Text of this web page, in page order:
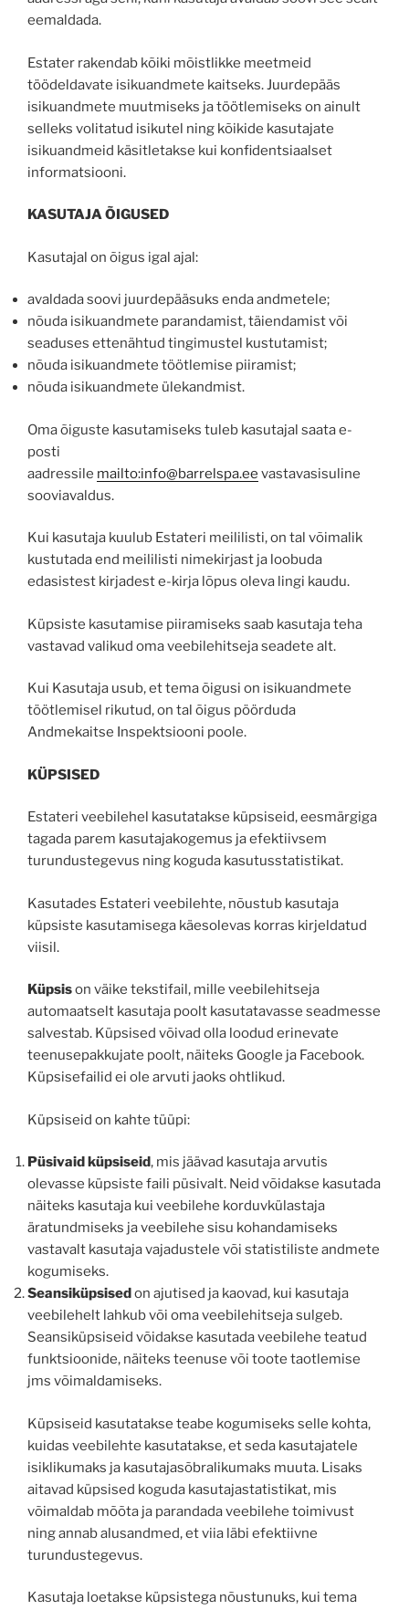
eemaldada.
Estater rakendab kõiki mõistlikke meetmeid
töödeldavate isikuandmete kaitseks. Juurdepääs
isikuandmete muutmiseks ja töötlemiseks on ainult
selleks volitatud isikutel ning kõikide kasutajate
isikuandmeid käsitletakse kui konfidentsiaalset
informatsiooni.
KASUTAJA ÕIGUSED
Kasutajal on õigus igal ajal:
avaldada soovi juurdepääsuks enda andmetele;
nõuda isikuandmete parandamist, täiendamist või
seaduses ettenähtud tingimustel kustutamist;
nõuda isikuandmete töötlemise piiramist;
nõuda isikuandmete ülekandmist.
Oma õiguste kasutamiseks tuleb kasutajal saata e-
posti
aadressile mailto:info@barrelspa.ee vastavasisuline
sooviavaldus.
Kui kasutaja kuulub Estateri meililisti, on tal võimalik
kustutada end meililisti nimekirjast ja loobuda
edasistest kirjadest e-kirja lõpus oleva lingi kaudu.
Küpsiste kasutamise piiramiseks saab kasutaja teha
vastavad valikud oma veebilehitseja seadete alt.
Kui Kasutaja usub, et tema õigusi on isikuandmete
töötlemisel rikutud, on tal õigus pöörduda
Andmekaitse Inspektsiooni poole.
KÜPSISED
Estateri veebilehel kasutatakse küpsiseid, eesmärgiga
tagada parem kasutajakogemus ja efektiivsem
turundustegevus ning koguda kasutusstatistikat.
Kasutades Estateri veebilehte, nõustub kasutaja
küpsiste kasutamisega käesolevas korras kirjeldatud
viisil.
Küpsison väike tekstifail, mille veebilehitseja
automaatselt kasutaja poolt kasutatavasse seadmesse
salvestab. Küpsised võivad olla loodud erinevate
teenusepakkujate poolt, näiteks Google ja Facebook.
Küpsisefailid ei ole arvuti jaoks ohtlikud.
Küpsiseid on kahte tüüpi:
Püsivaid küpsiseid, mis jäävad kasutaja arvutis
olevasse küpsiste faili püsivalt. Neid võidakse kasutada
näiteks kasutaja kui veebilehe korduvkülastaja
äratundmiseks ja veebilehe sisu kohandamiseks
vastavalt kasutaja vajadustele või statistiliste andmete
kogumiseks.
Seansiküpsisedon ajutised ja kaovad, kui kasutaja
veebilehelt lahkub või oma veebilehitseja sulgeb.
Seansiküpsiseid võidakse kasutada veebilehe teatud
funktsioonide, näiteks teenuse või toote taotlemise
jms võimaldamiseks.
Küpsiseid kasutatakse teabe kogumiseks selle kohta,
kuidas veebilehte kasutatakse, et seda kasutajatele
isiklikumaks ja kasutajasõbralikumaks muuta. Lisaks
aitavad küpsised koguda kasutajastatistikat, mis
võimaldab mõõta ja parandada veebilehe toimivust
ning annab alusandmed, et viia läbi efektiivne
turundustegevus.
Kasutaja loetakse küpsistega nõustunuks, kui tema